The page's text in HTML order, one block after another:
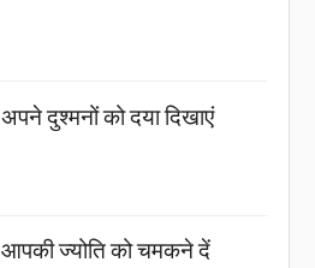
अपने दुश्मनों को दया दिखाएं
आपकी ज्योति को चमकने दें